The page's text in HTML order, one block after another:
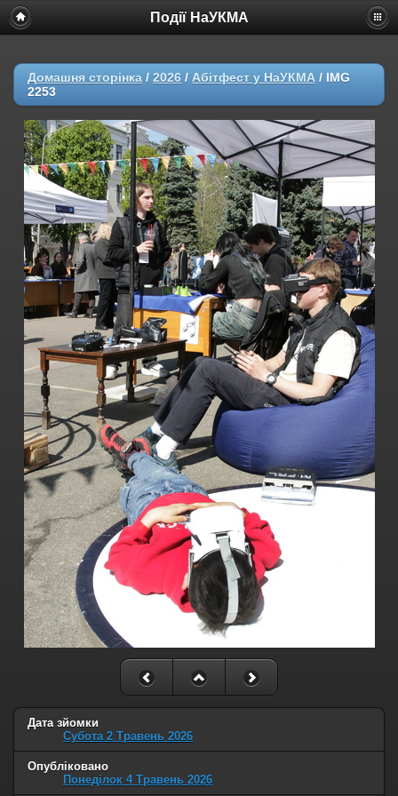
Події НаУКМА
Домашня сторінка / 2026 / Абітфест у НаУКМА / IMG
2253
Дата зйомки
Субота 2 Травень 2026
Опубліковано
Понеділок 4 Травень 2026